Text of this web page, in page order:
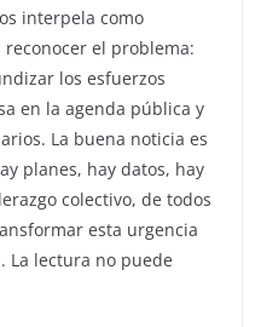
interpela como
reconocer el problema:
los esfuerzos
en la agenda pública y
La buena noticia es
planes, hay datos, hay
colectivo, de todos
esta urgencia
La lectura no puede